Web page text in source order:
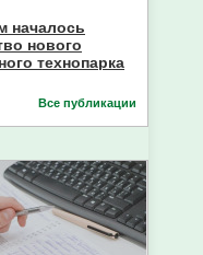
началось
нового
технопарка
Все публикации